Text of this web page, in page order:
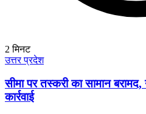
2 मिनट
उत्तर प्रदेश
सीमा पर तस्करी का सामान
कार्रवाई